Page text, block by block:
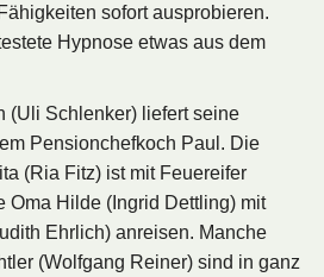
sofort ausprobieren.
Hypnose etwas aus dem
(Uli Schlenker) liefert seine
Pensionchefkoch Paul. Die
(Ria Fitz) ist mit Feuereifer
Oma Hilde (Ingrid Dettling) mit
Ehrlich) anreisen. Manche
(Wolfgang Reiner) sind in ganz